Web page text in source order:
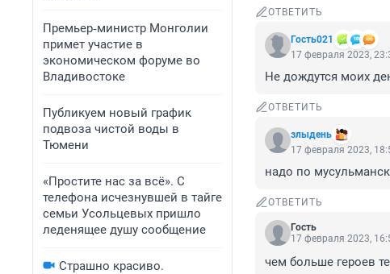
Премьер‑министр Монголии
примет участие в
экономическом форуме во
Владивостоке
Публикуем новый график
подвоза чистой воды в
Тюмени
«Простите нас за всё». С
телефона исчезнувшей в тайге
семьи Усольцевых пришло
леденящее душу сообщение
Страшно красиво.
ОТВЕТИТЬ
Гость021
17 февраля 2023,
Не дождутся моих
ОТВЕТИТЬ
злыдень
17 февраля 2023,
надо по
ОТВЕТИТЬ
Гость
17 февраля 2023,
чем больше героев